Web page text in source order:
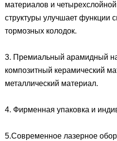
материалов и
структуры улучшает функции
тормозных колодок.
3. Премиальный арамидный
композитный керамический
металлический материал.
4. Фирменная упаковка и
5.Современное лазерное